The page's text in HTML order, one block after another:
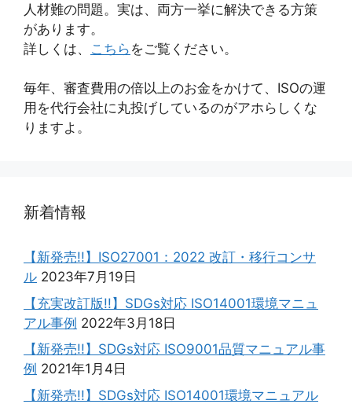
人材難の問題。実は、両方一挙に解決できる方策
があります。
詳しくは、 こちら をご覧ください。
毎年、審査費用の倍以上のお金をかけて、ISOの運
用を代行会社に丸投げしているのがアホらしくな
りますよ。
新着情報
【新発売!!】ISO27001：2022 改訂・移行コンサ
ル 2023年7月19日
【充実改訂版!!】SDGs対応 ISO14001環境マニュ
アル事例 2022年3月18日
【新発売!!】SDGs対応 ISO9001品質マニュアル事
例 2021年1月4日
【新発売!!】SDGs対応 ISO14001環境マニュアル